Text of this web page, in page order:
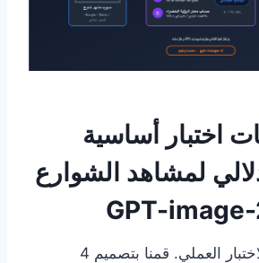
اختبار أساسية
لمشاهد الشوارع
لنبدأ الآن مرحلة الاختبار العملي. قمنا بتصميم 4